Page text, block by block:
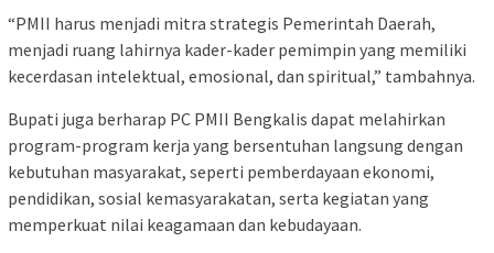
“PMII harus menjadi mitra strategis Pemerintah Daerah,
menjadi ruang lahirnya kader-kader pemimpin yang memiliki
kecerdasan intelektual, emosional, dan spiritual,” tambahnya.
Bupati juga berharap PC PMII Bengkalis dapat melahirkan
program-program kerja yang bersentuhan langsung dengan
kebutuhan masyarakat, seperti pemberdayaan ekonomi,
pendidikan, sosial kemasyarakatan, serta kegiatan yang
memperkuat nilai keagamaan dan kebudayaan.